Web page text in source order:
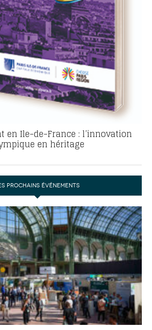
en Ile-de-France : l’innovation
en héritage
PROCHAINS ÉVÉNEMENTS